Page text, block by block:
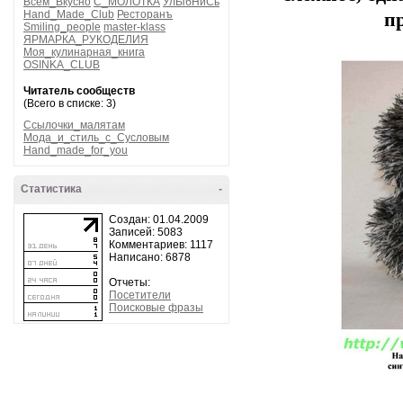
Hand_Made_Club Ресторанъ
Smiling_people master-klass
ЯРМАРКА_РУКОДЕЛИЯ
Моя_кулинарная_книга
OSINKA_CLUB
Читатель сообществ
(Всего в списке: 3)
Ссылочки_малятам
Мода_и_стиль_с_Сусловым
Hand_made_for_you
-
Статистика
Создан: 01.04.2009
Записей: 5083
Комментариев: 1117
Написано: 6878
Отчеты:
Посетители
Поисковые фразы